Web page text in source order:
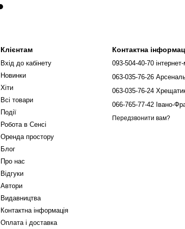
Клієнтам
Вхід до кабінету
Новинки
Хіти
Всі товари
Події
Робота в Сенсі
Оренда простору
Блог
Про нас
Відгуки
Автори
Видавництва
Контактна інформація
Оплата і доставка
Контактна
093-504-40-70
063-035-76-26
063-035-76-24
066-765-77-42 Івано-
Передзвонити вам?